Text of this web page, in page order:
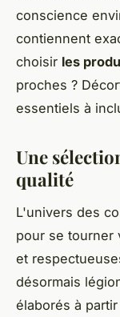
conscience
contiennent
choisir les
proches ?
essentiels à
Une
qualité
L'univers des
pour se tourner
et
désormais
élaborés à